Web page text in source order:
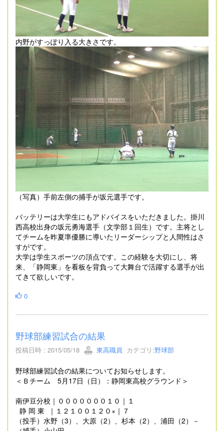
内野がすっぽり入る大きさです。
（写真）手前左側の捕手が坂元選手です。
バッテリーは大学生にもアドバイスをいただきました。掛川
西高校出身の坂元勇海選手（文学部１回生）です。主将とし
てチームを昨夏準優勝に導いたリーダーシップと人間性はさ
すがです。
大学は学生スポーツの頂点です。この経験を大切にし、将
来、「静岡東」を看板を背負って大舞台で活躍する選手が出
てきて欲しいです。
0
野球部練習試合の結果
投稿日時 : 2015/05/18 東高職員 カテゴリ:野球部
野球部練習試合の結果についてお知らせします。
＜Ｂチーム 5月17日（日）：静岡東高校グラウンド＞
南伊豆分校｜０００００００１０｜１
静 岡 東 ｜１２１００１２０×｜７
（投手）水野（3）、大原（2）、杉本（2）、浦田（2）－